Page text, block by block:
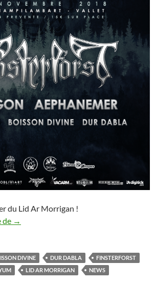
du Lid Ar Morrigan !
de Running order du Lid Ar Morrigan !
→
DIVINE DUR DABLA
FINSTERFORST
LID AR MORRIGAN
NEWS